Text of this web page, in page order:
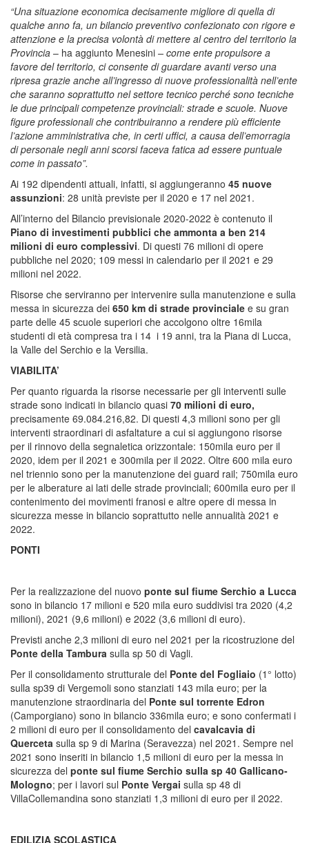
“Una situazione economica decisamente migliore di quella di
qualche anno fa, un bilancio preventivo confezionato con rigore e
attenzione e la precisa volontà di mettere al centro del territorio la
Provincia – ha aggiunto Menesini – come ente propulsore a
favore del territorio, ci consente di guardare avanti verso una
ripresa grazie anche all’ingresso di nuove professionalità nell’ente
che saranno soprattutto nel settore tecnico perché sono tecniche
le due principali competenze provinciali: strade e scuole. Nuove
figure professionali che contribuiranno a rendere più efficiente
l’azione amministrativa che, in certi uffici, a causa dell’emorragia
di personale negli anni scorsi faceva fatica ad essere puntuale
come in passato”.
Ai 192 dipendenti attuali, infatti, si aggiungeranno 45 nuove
assunzioni: 28 unità previste per il 2020 e 17 nel 2021.
All’interno del Bilancio previsionale 2020-2022 è contenuto il
Piano di investimenti pubblici che ammonta a ben 214
milioni di euro complessivi. Di questi 76 milioni di opere
pubbliche nel 2020; 109 messi in calendario per il 2021 e 29
milioni nel 2022.
Risorse che serviranno per intervenire sulla manutenzione e sulla
messa in sicurezza dei 650 km di strade provinciale e su gran
parte delle 45 scuole superiori che accolgono oltre 16mila
studenti di età compresa tra i 14 i 19 anni, tra la Piana di Lucca,
la Valle del Serchio e la Versilia.
VIABILITA’
Per quanto riguarda la risorse necessarie per gli interventi sulle
strade sono indicati in bilancio quasi 70 milioni di euro,
precisamente 69.084.216,82. Di questi 4,3 milioni sono per gli
interventi straordinari di asfaltature a cui si aggiungono risorse
per il rinnovo della segnaletica orizzontale: 150mila euro per il
2020, idem per il 2021 e 300mila per il 2022. Oltre 600 mila euro
nel triennio sono per la manutenzione dei guard rail; 750mila euro
per le alberature ai lati delle strade provinciali; 600mila euro per il
contenimento dei movimenti franosi e altre opere di messa in
sicurezza messe in bilancio soprattutto nelle annualità 2021 e
2022.
PONTI
Per la realizzazione del nuovo ponte sul fiume Serchio a Lucca
sono in bilancio 17 milioni e 520 mila euro suddivisi tra 2020 (4,2
milioni), 2021 (9,6 milioni) e 2022 (3,6 milioni di euro).
Previsti anche 2,3 milioni di euro nel 2021 per la ricostruzione del
Ponte della Tambura sulla sp 50 di Vagli.
Per il consolidamento strutturale del Ponte del Fogliaio (1° lotto)
sulla sp39 di Vergemoli sono stanziati 143 mila euro; per la
manutenzione straordinaria del Ponte sul torrente Edron
(Camporgiano) sono in bilancio 336mila euro; e sono confermati i
2 milioni di euro per il consolidamento del cavalcavia di
Querceta sulla sp 9 di Marina (Seravezza) nel 2021. Sempre nel
2021 sono inseriti in bilancio 1,5 milioni di euro per la messa in
sicurezza del ponte sul fiume Serchio sulla sp 40 Gallicano-
Mologno; per i lavori sul Ponte Vergai sulla sp 48 di
VillaCollemandina sono stanziati 1,3 milioni di euro per il 2022.
EDILIZIA SCOLASTICA